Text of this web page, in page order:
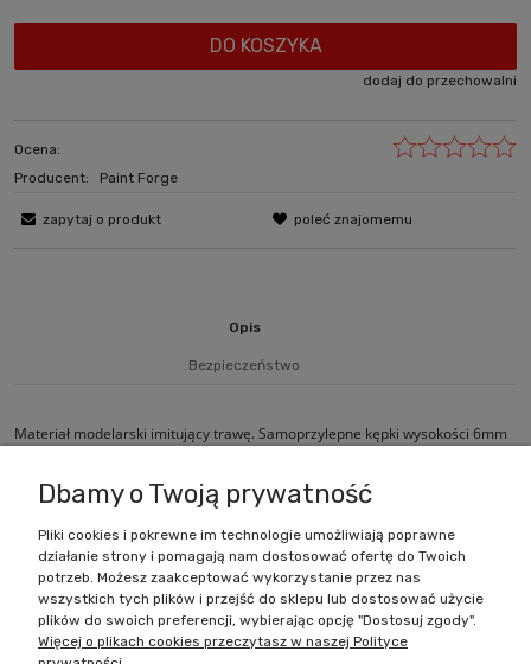
DO KOSZYKA
dodaj do przechowalni
Ocena:
Producent:
Paint Forge
zapytaj o produkt poleć znajomemu
Opis
Bezpieczeństwo
Materiał modelarski imitujący trawę. Samoprzylepne kępki wysokości 6mm
Zakupy
Pomoc
Dbamy o Twoją prywatność
Pliki cookies i pokrewne im technologie umożliwiają poprawne
działanie strony i pomagają nam dostosować ofertę do Twoich
potrzeb. Możesz zaakceptować wykorzystanie przez nas
wszystkich tych plików i przejść do sklepu lub dostosować użycie
plików do swoich preferencji, wybierając opcję "Dostosuj zgody".
Więcej o plikach cookies przeczytasz w naszej Polityce